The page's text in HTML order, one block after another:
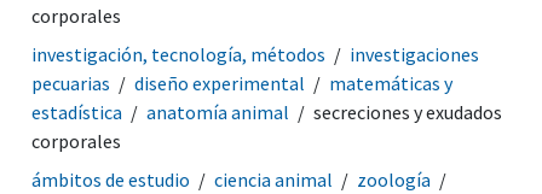
corporales
investigación, tecnología, métodos
investigaciones
pecuarias
diseño experimental
matemáticas y
estadística
anatomía animal
secreciones y exudados
corporales
ámbitos de estudio
ciencia animal
zoología